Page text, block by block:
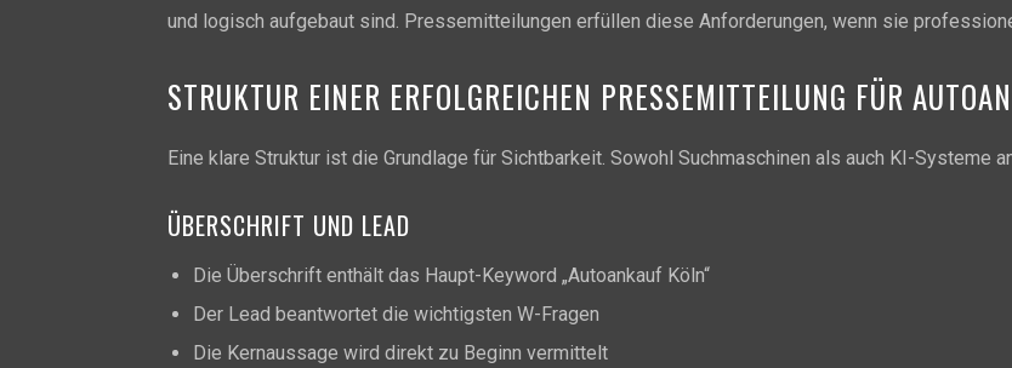
und logisch aufgebaut sind. Pressemitteilungen erfüllen diese Anforderungen, wenn sie
STRUKTUR EINER ERFOLGREICHEN PRESSEMITTEILUNG FÜR
Eine klare Struktur ist die Grundlage für Sichtbarkeit. Sowohl Suchmaschinen als auch KI-Systeme
ÜBERSCHRIFT UND LEAD
Die Überschrift enthält das Haupt-Keyword „Autoankauf Köln“
Der Lead beantwortet die wichtigsten W-Fragen
Die Kernaussage wird direkt zu Beginn vermittelt